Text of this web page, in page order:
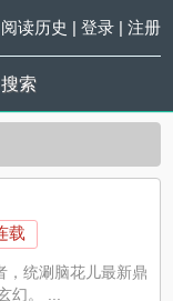
阅读历史 | 登录| 注册
搜索
载
，统涮脑花儿最新鼎
幻。 ...